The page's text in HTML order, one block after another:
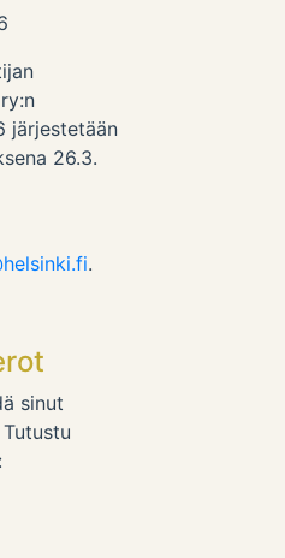
järjestetään
26.3.
.
sinut